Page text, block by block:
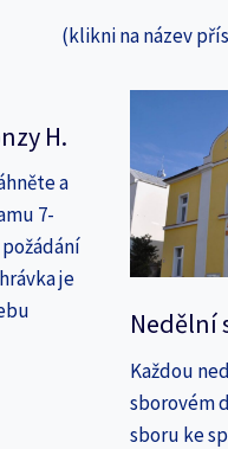
(klikni na název
H.
a
7-
je
Nedělní
Každou
sborovém
sboru ke